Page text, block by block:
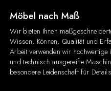
Möbel nach Maß
Wir bieten Ihnen
Wissen, Können, Qualität und
Arbeit verwenden wir
und technisch ausgereifte
besondere Leidenschaft für